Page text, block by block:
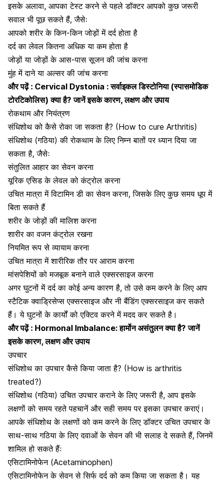
इसके अलावा, आपका टेस्ट करने से पहले डॉक्टर आपको कुछ जरूरी
सवाल भी पूछ सकते हैं, जैसेः
आपको शरीर के किन-किन जोड़ों में दर्द होता है
दर्द का लेवल कितना अधिक या कम होता है
जोड़ों या जोड़ों के आस-पास सूजन की जांच करना
मुंह में दाने या अल्सर की जांच करना
और पढ़ें : Cervical Dystonia : सर्वाइकल डिस्टोनिया (स्पासमोडिक
टोरटिकोलिस) क्या है? जानें इसके कारण, लक्षण और उपाय
रोकथाम और नियंत्रण
संधिशोथ को कैसे रोका जा सकता है? (How to cure Arthritis)
संधिशोथ (गठिया) की रोकथाम के लिए निम्न बातों पर ध्यान दिया जा
सकता है, जैसेः
संतुलित आहार का सेवन करना
यूरिक एसिड के लेवल को कंट्रोल करना
उचित मात्रा मेंविटामिन डीका सेवन करना, जिसके लिए कुछ समय धूप में
बिता सकते हैं
शरीर के जोड़ों की मालिश करना
शारीर का वजन कंट्रोल रखना
नियमित रूप से व्यायाम करना
उचित मात्रा में शारीरिक तौर पर आराम करना
मांसपेशियों को मजबूक बनाने वाले एक्सरसाइज करना
अगर घुटनों में दर्द का कोई अन्य कारण है, तो उसे कम करने के लिए आप
स्टैटिक क्वाड्रिसेप्स एक्सरसाइज और नी बैंडिंग एक्सरसाइज कर सकते
हैं। ये घुटनों के कार्यों को एक्टिव करने में मदद कर सकते है।
और पढ़ें : Hormonal Imbalance: हार्मोन असंतुलन क्या है? जानें
इसके कारण, लक्षण और उपाय
उपचार
संधिशोथ का उपचार कैसे किया जाता है? (How is arthritis
treated?)
संधिशोथ (गठिया) उचित उपचार कराने के लिए जरूरी है, आप इसके
लक्षणों को समय रहते पहचानें और सही समय पर इसका उपचार कराएं।
आपके संधिशोथ के लक्षणों को कम करने के लिए डॉक्टर उचित उपचार के
साथ-साथ गठिया के लिए दवाओंके सेवन की भी सलाह दे सकते हैं, जिनमें
शामिल हो सकते हैंः
एसिटामिनोफेन (Acetaminophen)
एसिटामिनोफेनके सेवन से सिर्फ दर्द को कम किया जा सकता है। यह